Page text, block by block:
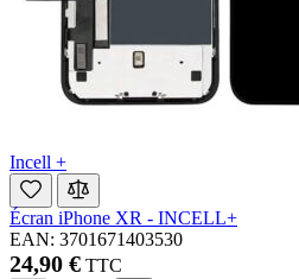
Incell +
Écran iPhone XR - INCELL+
EAN: 3701671403530
24,90 € TTC